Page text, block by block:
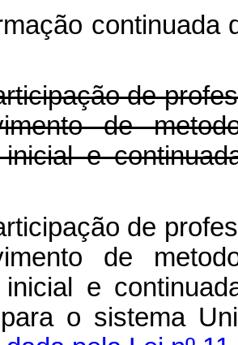
continuada
de
de
inicial e
de
de
inicial e
o sistema